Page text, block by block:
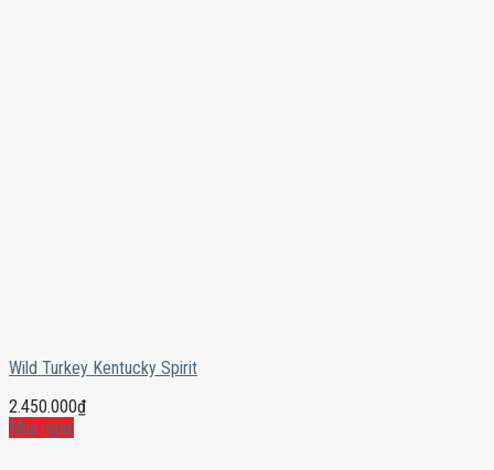
Wild Turkey Kentucky Spirit
2.450.000₫
Mua ngay